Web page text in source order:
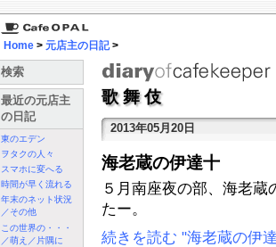
Home > 元店主の日記>
検索
最近の元店主
の日記
東のエデン
ヲタクの人々
スマホに変へる
時間が早く流れる
年末のネット状況
／その他
この世界の・・・
／萌え／片隅に
歌舞伎
2013年05月20日
海老蔵の伊達十
５月南座夜の部、海老
たー。
続きを読む "海老蔵の伊